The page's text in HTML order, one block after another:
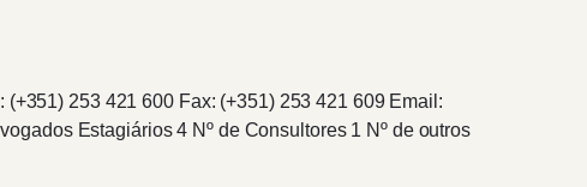
253 421 600 Fax: (+351) 253 421 609 Email:
Estagiários 4 Nº de Consultores 1 Nº de outros